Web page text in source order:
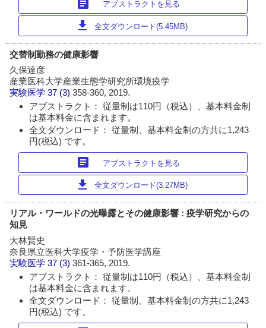
article アブストラクトを見る
download 全文ダウンロード(5.45MB)
交替制勤務の健康影響
久保達彦
産業医科大学産業生態学研究所環境疫学
実験医学 37 (3)358-360, 2019.
アブストラクト： 従量制は110円（税込）、基本料金制
は基本料金に含まれます。
全文ダウンロード： 従量制、基本料金制の方共に1,243
円(税込) です。
article アブストラクトを見る
download 全文ダウンロード(3.27MB)
リアル・ワールドの光曝露とその健康影響 : 疫学研究からの
知見
大林賢史
奈良県立医科大学疫学・予防医学講座
実験医学 37 (3)361-365, 2019.
アブストラクト： 従量制は110円（税込）、基本料金制
は基本料金に含まれます。
全文ダウンロード： 従量制、基本料金制の方共に1,243
円(税込) です。